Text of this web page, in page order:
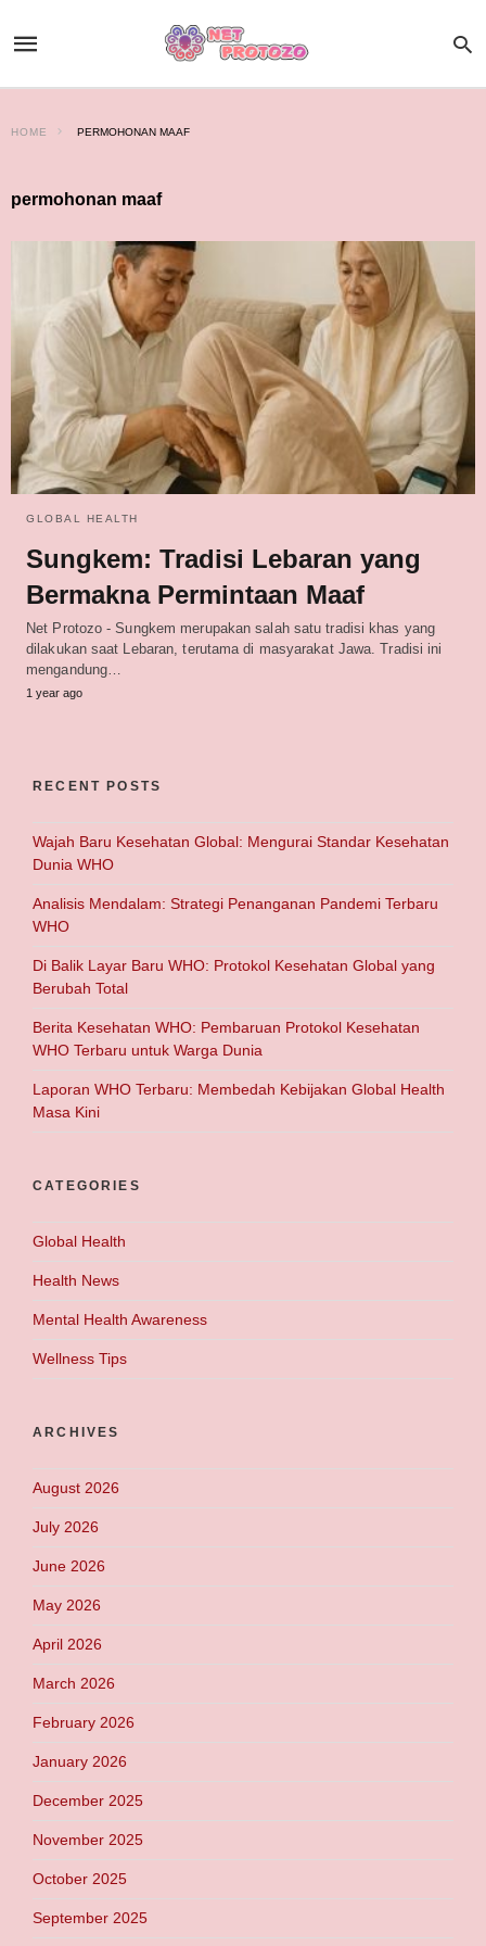
HOME PERMOHONAN MAAF
permohonan maaf
GLOBAL HEALTH
Sungkem: Tradisi Lebaran yang
Bermakna Permintaan Maaf
Net Protozo - Sungkem merupakan salah satu tradisi khas yang
dilakukan saat Lebaran, terutama di masyarakat Jawa. Tradisi ini
mengandung…
1 year ago
RECENT POSTS
Wajah Baru Kesehatan Global: Mengurai Standar Kesehatan
Dunia WHO
Analisis Mendalam: Strategi Penanganan Pandemi Terbaru
WHO
Di Balik Layar Baru WHO: Protokol Kesehatan Global yang
Berubah Total
Berita Kesehatan WHO: Pembaruan Protokol Kesehatan
WHO Terbaru untuk Warga Dunia
Laporan WHO Terbaru: Membedah Kebijakan Global Health
Masa Kini
CATEGORIES
Global Health
Health News
Mental Health Awareness
Wellness Tips
ARCHIVES
August 2026
July 2026
June 2026
May 2026
April 2026
March 2026
February 2026
January 2026
December 2025
November 2025
October 2025
September 2025